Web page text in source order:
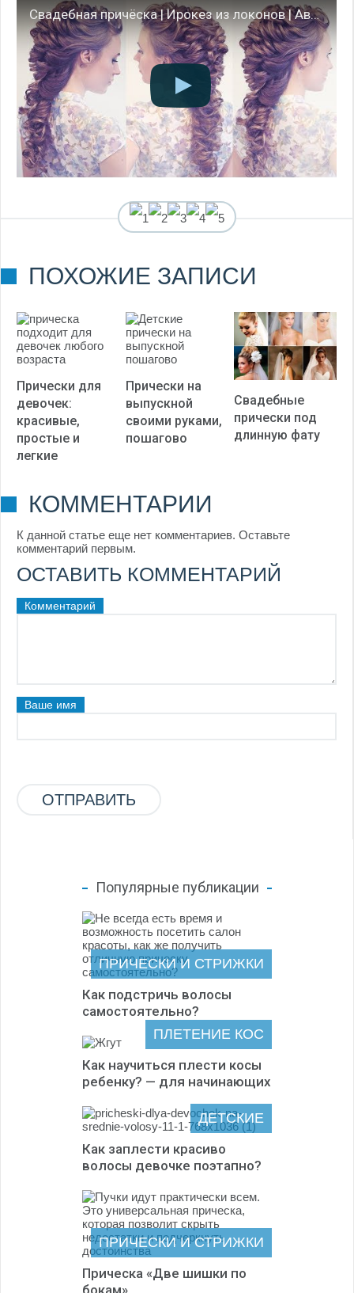
Свадебная причёска | Ирокез из локонов | Авторские причёски | Hairstyles by REM | Copyright ©
ПОХОЖИЕ ЗАПИСИ
Прически для
девочек:
красивые,
простые и
легкие
Прически на
выпускной
своими руками,
пошагово
Свадебные
прически под
длинную фату
КОММЕНТАРИИ
К данной статье еще нет комментариев. Оставьте
комментарий первым.
ОСТАВИТЬ КОММЕНТАРИЙ
Комментарий
Ваше имя
Популярные публикации
ПРИЧЕСКИ И СТРИЖКИ
Как подстричь волосы
самостоятельно?
ПЛЕТЕНИЕ КОС
Как научиться плести косы
ребенку? — для начинающих
ДЕТСКИЕ
Как заплести красиво
волосы девочке поэтапно?
ПРИЧЕСКИ И СТРИЖКИ
Прическа «Две шишки по
бокам»